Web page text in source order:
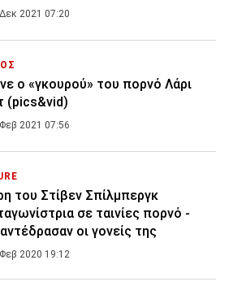
2021 07:20
ο «γκουρού» του πορνό Λάρι
(pics&vid)
2021 07:56
του Στίβεν Σπίλμπεργκ
σε ταινίες πορνό -
οι γονείς της
2020 19:12